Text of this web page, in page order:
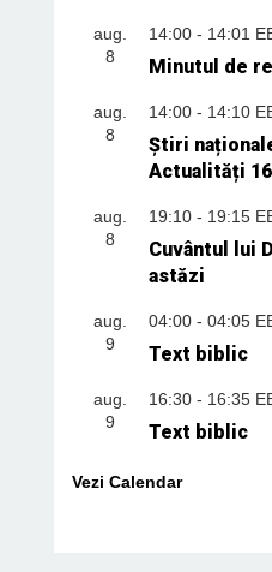
aug.
8
14:00- 14:01
Minutul de
aug.
8
14:00- 14:10
Știri
Actualități
aug.
8
19:10- 19:15
Cuvântul lui
astăzi
aug.
9
04:00- 04:05
Text biblic
aug.
9
16:30- 16:35
Text biblic
Vezi Calendar